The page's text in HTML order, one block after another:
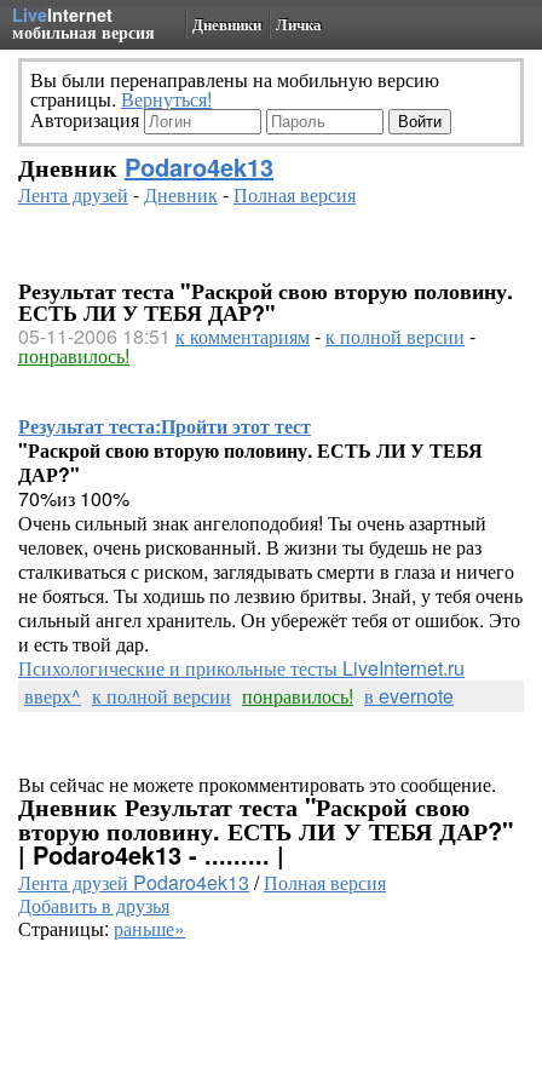
LiveInternet
мобильная версия Дневники Личка
Вы были перенаправлены на мобильную версию
страницы. Вернуться!
Авторизация
Дневник Podaro4ek13
Лента друзей -Дневник-Полная версия
Результат теста "Раскрой свою вторую половину.
ЕСТЬ ЛИ У ТЕБЯ ДАР?"
05-11-2006 18:51 к комментариям-к полной версии -
понравилось!
Результат теста:Пройти этот тест
"Раскрой свою вторую половину. ЕСТЬ ЛИ У ТЕБЯ
ДАР?"
70%из 100%
Очень сильный знак ангелоподобия! Ты очень азартный
человек, очень рискованный. В жизни ты будешь не раз
сталкиваться с риском, заглядывать смерти в глаза и ничего
не бояться. Ты ходишь по лезвию бритвы. Знай, у тебя очень
сильный ангел хранитель. Он убережёт тебя от ошибок. Это
и есть твой дар.
Психологические и прикольные тесты LiveInternet.ru
вверх^ к полной версии понравилось! в evernote
Вы сейчас не можете прокомментировать это сообщение.
Дневник Результат теста "Раскрой свою
вторую половину. ЕСТЬ ЛИ У ТЕБЯ ДАР?"
| Podaro4ek13 - ......... |
Лента друзей Podaro4ek13 /Полная версия
Добавить в друзья
Страницы: раньше»